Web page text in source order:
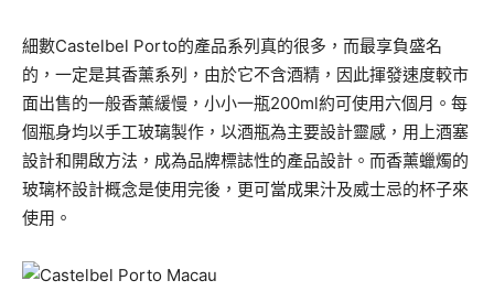
細數Castelbel Porto的產品系列真的很多，而最享負盛名
的，一定是其香薰系列，由於它不含酒精，因此揮發速度較市
面出售的一般香薰緩慢，小小一瓶200ml約可使用六個月。每
個瓶身均以手工玻璃製作，以酒瓶為主要設計靈感，用上酒塞
設計和開啟方法，成為品牌標誌性的產品設計。而香薰蠟燭的
玻璃杯設計概念是使用完後，更可當成果汁及威士忌的杯子來
使用。